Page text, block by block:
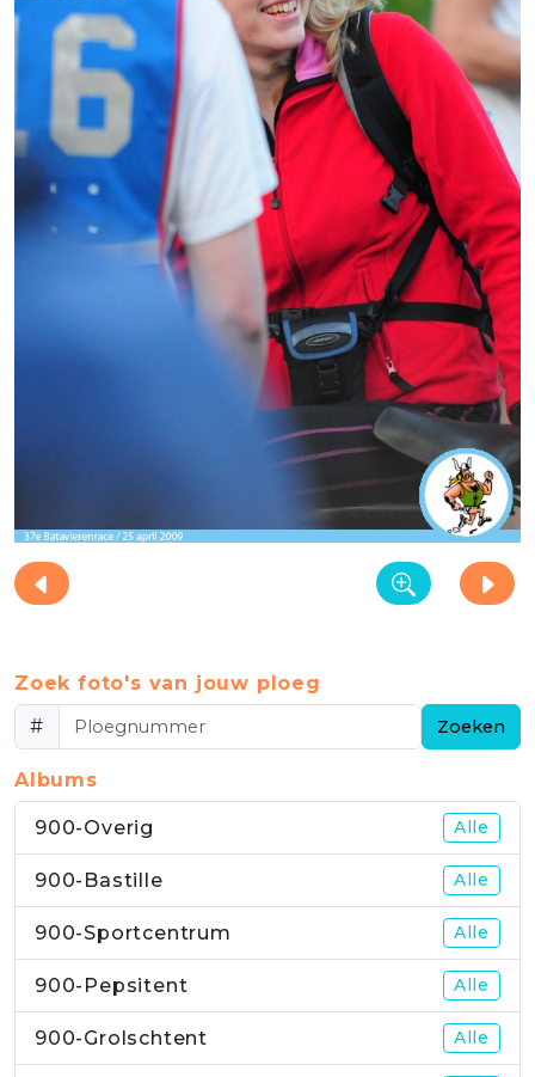
Zoek foto's van jouw ploeg
#
Zoeken
Albums
900-Overig Alle
900-Bastille Alle
900-Sportcentrum Alle
900-Pepsitent Alle
900-Grolschtent Alle